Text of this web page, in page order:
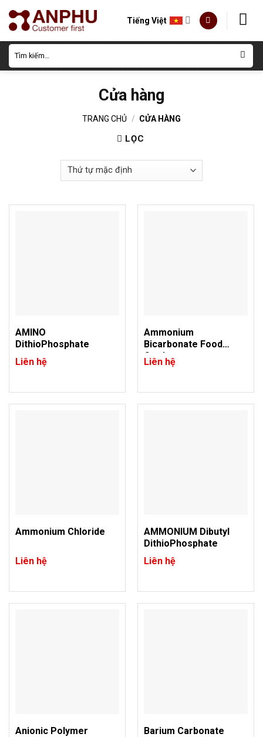
content
Tiếng Việt
Cửa hàng
TRANG CHỦ / CỬA HÀNG
LỌC
AMINO
DithioPhosphate
Liên hệ
Ammonium
Bicarbonate Food
Grade
Liên hệ
Ammonium Chloride
Liên hệ
AMMONIUM Dibutyl
DithioPhosphate
Liên hệ
Anionic Polymer Barium Carbonate